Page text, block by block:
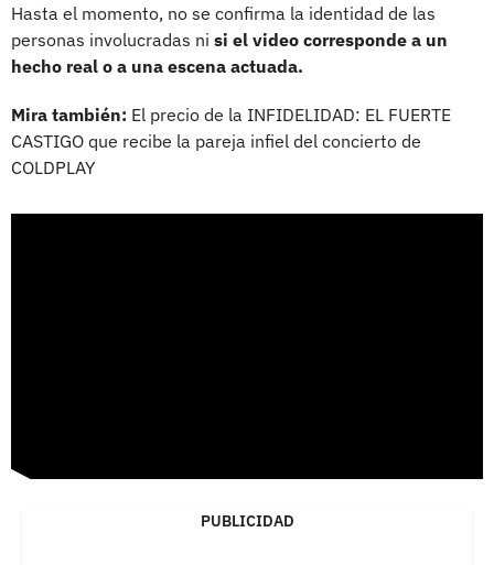
Hasta el momento, no se confirma la identidad de las
personas involucradas ni si el video corresponde a un
hecho real o a una escena actuada.
Mira también: El precio de la INFIDELIDAD: EL FUERTE
CASTIGO que recibe la pareja infiel del concierto de
COLDPLAY
PUBLICIDAD